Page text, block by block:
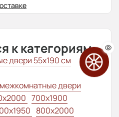
к категориям:
двери 55х190 см
двери
700x1900
800x2000